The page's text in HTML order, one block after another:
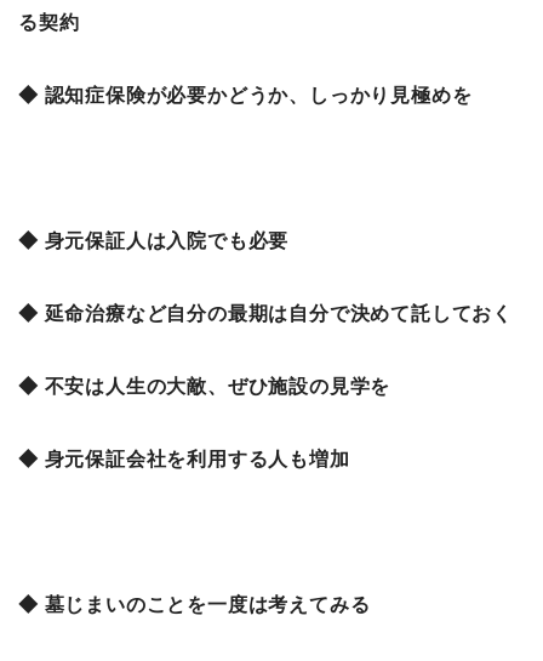
る契約
◆ 認知症保険が必要かどうか、しっかり見極めを
◆ 身元保証人は入院でも必要
◆ 延命治療など自分の最期は自分で決めて託しておく
◆ 不安は人生の大敵、ぜひ施設の見学を
◆ 身元保証会社を利用する人も増加
◆ 墓じまいのことを一度は考えてみる